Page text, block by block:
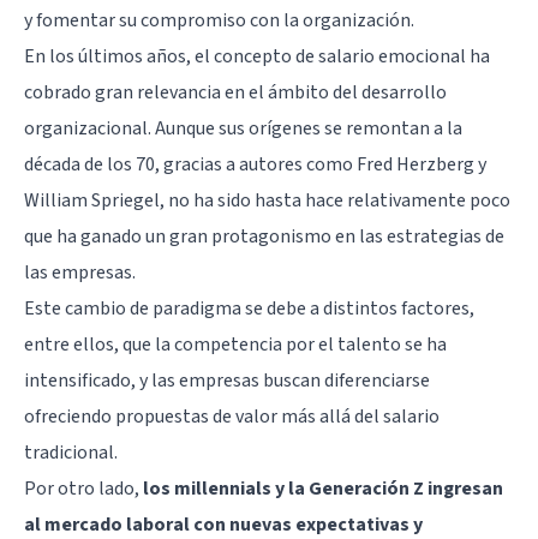
y fomentar su compromiso con la organización.
En los últimos años, el concepto de salario emocional ha
cobrado gran relevancia en el ámbito del desarrollo
organizacional. Aunque sus orígenes se remontan a la
década de los 70, gracias a autores como Fred Herzberg y
William Spriegel, no ha sido hasta hace relativamente poco
que ha ganado un gran protagonismo en las estrategias de
las empresas.
Este cambio de paradigma se debe a distintos factores,
entre ellos, que la competencia por el talento se ha
intensificado, y las empresas buscan diferenciarse
ofreciendo propuestas de valor más allá del salario
tradicional.
Por otro lado, los millennials y la Generación Z ingresan
al mercado laboral con nuevas expectativas y